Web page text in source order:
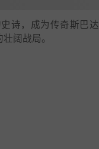
诗，成为传奇斯巴
阔战局。